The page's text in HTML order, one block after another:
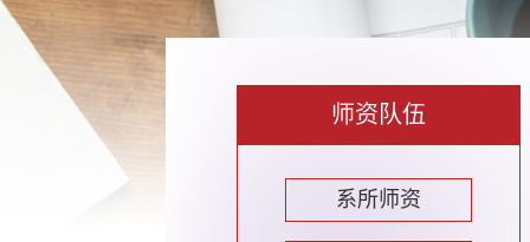
师资队伍
系所师资